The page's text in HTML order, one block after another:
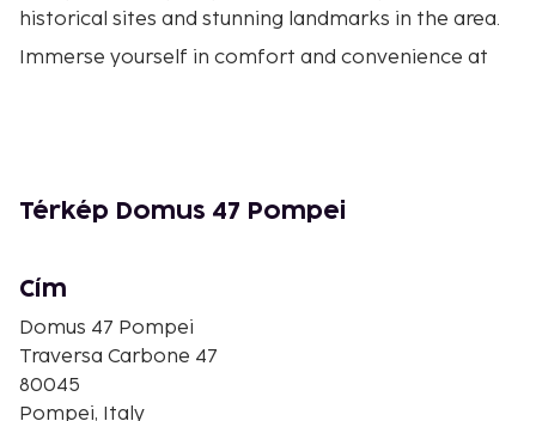
historical sites and stunning landmarks in the area.
Immerse yourself in comfort and convenience at
Térkép Domus 47 Pompei
Cím
Domus 47 Pompei
Traversa Carbone 47
80045
Pompei, Italy